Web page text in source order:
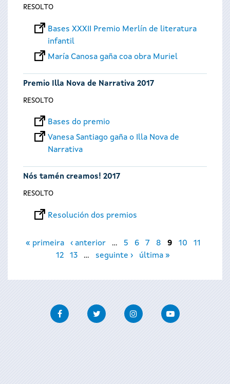
RESOLTO
Bases XXXII Premio Merlín de literatura
infantil
María Canosa gaña coa obra Muriel
Premio Illa Nova de Narrativa 2017
RESOLTO
Bases do premio
Vanesa Santiago gaña o Illa Nova de
Narrativa
Nós tamén creamos! 2017
RESOLTO
Resolución dos premios
Páxinas
« primeira ‹ anterior … 5 6 7 8 9 10
11
12
13 … seguinte › última »
FacebookTwitter InstagramYoutube